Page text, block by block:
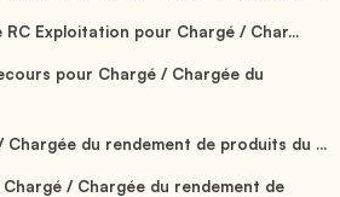
Exploitation pour Chargé / Char...
pour Chargé / Chargée du
Chargée du rendement de produits du ...
Chargé / Chargée du rendement de